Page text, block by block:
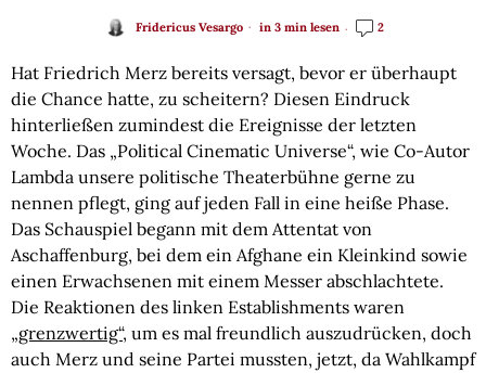
Fridericus Vesargo in 3 min lesen 2
Hat Friedrich Merz bereits versagt, bevor er überhaupt
die Chance hatte, zu scheitern? Diesen Eindruck
hinterließen zumindest die Ereignisse der letzten
Woche. Das „Political Cinematic Universe“, wie Co-Autor
Lambda unsere politische Theaterbühne gerne zu
nennen pflegt, ging auf jeden Fall in eine heiße Phase.
Das Schauspiel begann mit dem Attentat von
Aschaffenburg, bei dem ein Afghane ein Kleinkind sowie
einen Erwachsenen mit einem Messer abschlachtete.
Die Reaktionen des linken Establishments waren
„grenzwertig“, um es mal freundlich auszudrücken, doch
auch Merz und seine Partei mussten, jetzt, da Wahlkampf